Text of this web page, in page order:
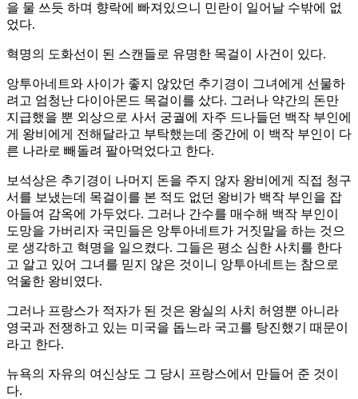
을 물 쓰듯 하며 향락에 빠져있으니 민란이 일어날 수밖에 없
었다.
혁명의 도화선이 된 스캔들로 유명한 목걸이 사건이 있다.
앙투아네트와 사이가 좋지 않았던 추기경이 그녀에게 선물하
려고 엄청난 다이아몬드 목걸이를 샀다. 그러나 약간의 돈만
지급했을 뿐 외상으로 사서 궁궐에 자주 드나들던 백작 부인에
게 왕비에게 전해달라고 부탁했는데 중간에 이 백작 부인이 다
른 나라로 빼돌려 팔아먹었다고 한다.
보석상은 추기경이 나머지 돈을 주지 않자 왕비에게 직접 청구
서를 보냈는데 목걸이를 본 적도 없던 왕비가 백작 부인을 잡
아들여 감옥에 가두었다. 그러나 간수를 매수해 백작 부인이
도망을 가버리자 국민들은 앙투아네트가 거짓말을 하는 것으
로 생각하고 혁명을 일으켰다. 그들은 평소 심한 사치를 한다
고 알고 있어 그녀를 믿지 않은 것이니 앙투아네트는 참으로
억울한 왕비였다.
그러나 프랑스가 적자가 된 것은 왕실의 사치 허영뿐 아니라
영국과 전쟁하고 있는 미국을 돕느라 국고를 탕진했기 때문이
라고 한다.
뉴욕의 자유의 여신상도 그 당시 프랑스에서 만들어 준 것이
다.